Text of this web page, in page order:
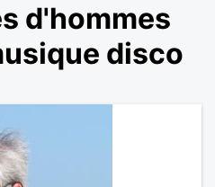
d'hommes
disco